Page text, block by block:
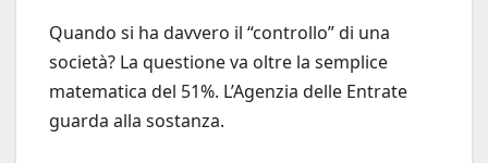
Quando si ha davvero il “controllo” di una
società? La questione va oltre la semplice
matematica del 51%. L’Agenzia delle Entrate
guarda alla sostanza.